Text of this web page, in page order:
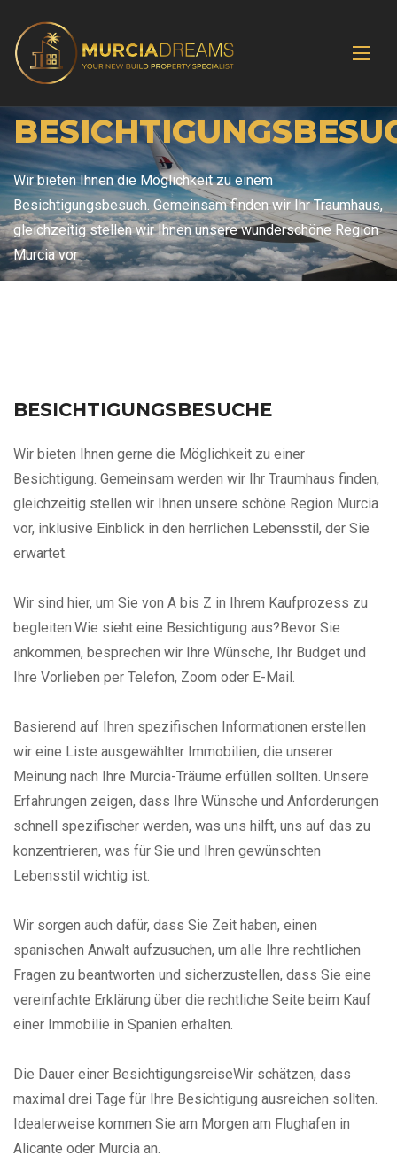
Wir bieten Ihnen die Möglichkeit zu einem
Besichtigungsbesuch. Gemeinsam finden wir Ihr Traumhaus,
gleichzeitig stellen wir Ihnen unsere wunderschöne Region
Murcia vor
BESICHTIGUNGSBESUCHE
Wir bieten Ihnen gerne die Möglichkeit zu einer
Besichtigung. Gemeinsam werden wir Ihr Traumhaus finden,
gleichzeitig stellen wir Ihnen unsere schöne Region Murcia
vor, inklusive Einblick in den herrlichen Lebensstil, der Sie
erwartet.
Wir sind hier, um Sie von A bis Z in Ihrem Kaufprozess zu
begleiten.Wie sieht eine Besichtigung aus?Bevor Sie
ankommen, besprechen wir Ihre Wünsche, Ihr Budget und
Ihre Vorlieben per Telefon, Zoom oder E-Mail.
Basierend auf Ihren spezifischen Informationen erstellen
wir eine Liste ausgewählter Immobilien, die unserer
Meinung nach Ihre Murcia-Träume erfüllen sollten. Unsere
Erfahrungen zeigen, dass Ihre Wünsche und Anforderungen
schnell spezifischer werden, was uns hilft, uns auf das zu
konzentrieren, was für Sie und Ihren gewünschten
Lebensstil wichtig ist.
Wir sorgen auch dafür, dass Sie Zeit haben, einen
spanischen Anwalt aufzusuchen, um alle Ihre rechtlichen
Fragen zu beantworten und sicherzustellen, dass Sie eine
vereinfachte Erklärung über die rechtliche Seite beim Kauf
einer Immobilie in Spanien erhalten.
Die Dauer einer BesichtigungsreiseWir schätzen, dass
maximal drei Tage für Ihre Besichtigung ausreichen sollten.
Idealerweise kommen Sie am Morgen am Flughafen in
Alicante oder Murcia an.